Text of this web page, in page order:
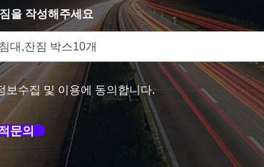
을 작성해주세요
보수집 및 이용에 동의합니다.
문의